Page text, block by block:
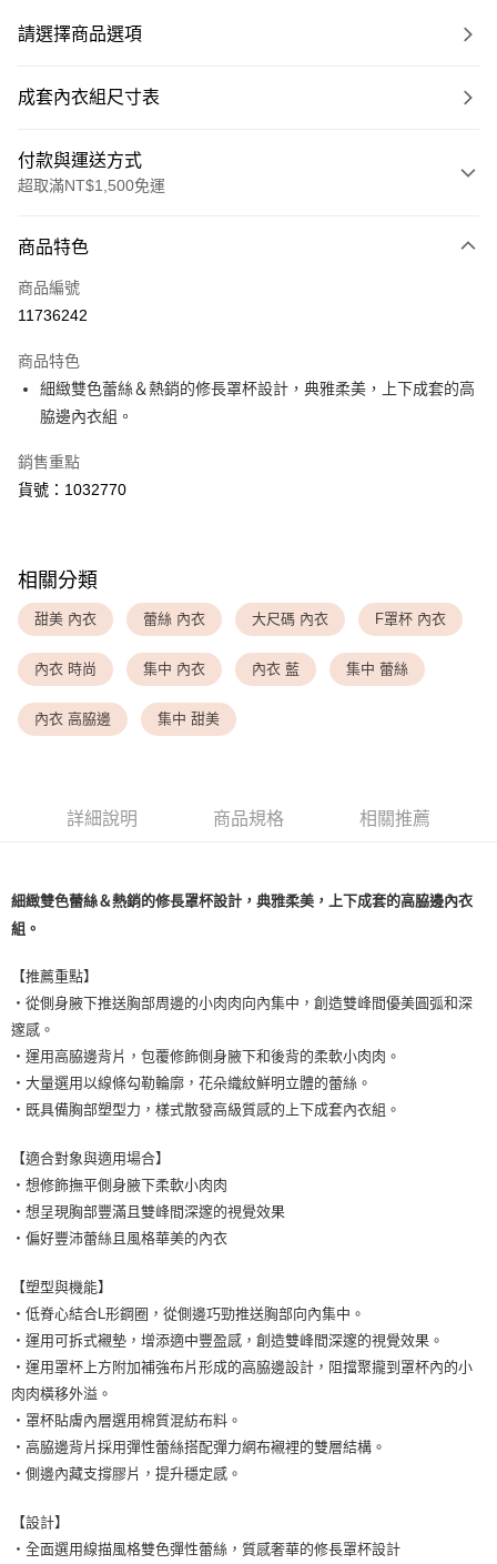
請選擇商品選項
成套內衣組尺寸表
付款與運送方式
超取滿NT$1,500免運
信用卡一次付款
超商取貨付款
Apple Pay
全家取貨付款
每筆NT$80，滿NT$1,500(含以上)免運費
<無合作配送請勿選取>萊爾富取貨付款
<無合作配送請勿選取>付款後萊爾富取貨
每筆NT$9,999
付款後7-11取貨
黑貓宅配
每筆NT$100，滿NT$1,500(含以上)免運費
離島宅配
每筆NT$200，滿NT$1,500(含以上)免運費
商品特色
商品編號
11736242
商品特色
細緻雙色蕾絲＆熱銷的修長罩杯設計，典雅柔美，上下成套的高
脇邊內衣組。
銷售重點
貨號：1032770
相關分類
甜美 內衣 蕾絲 內衣 大尺碼 內衣 F罩杯 內衣
內衣 時尚 集中 內衣 內衣 藍 集中 蕾絲
內衣 高脇邊 集中 甜美
詳細說明 商品規格 相關推薦
細緻雙色蕾絲＆熱銷的修長罩杯設計，典雅柔美，上下成套的高脇邊內衣
組。
【推薦重點】
・從側身腋下推送胸部周邊的小肉肉向內集中，創造雙峰間優美圓弧和深
邃感。
・運用高脇邊背片，包覆修飾側身腋下和後背的柔軟小肉肉。
・大量選用以線條勾勒輪廓，花朵織紋鮮明立體的蕾絲。
・既具備胸部塑型力，樣式散發高級質感的上下成套內衣組。
【適合對象與適用場合】
・想修飾撫平側身腋下柔軟小肉肉
・想呈現胸部豐滿且雙峰間深邃的視覺效果
・偏好豐沛蕾絲且風格華美的內衣
【塑型與機能】
・低脊心結合L形鋼圈，從側邊巧勁推送胸部向內集中。
・運用可拆式襯墊，增添適中豐盈感，創造雙峰間深邃的視覺效果。
・運用罩杯上方附加補強布片形成的高脇邊設計，阻擋聚攏到罩杯內的小
肉肉橫移外溢。
・罩杯貼膚內層選用棉質混紡布料。
・高脇邊背片採用彈性蕾絲搭配彈力網布襯裡的雙層結構。
・側邊內藏支撐膠片，提升穩定感。
【設計】
・全面選用線描風格雙色彈性蕾絲，質感奢華的修長罩杯設計